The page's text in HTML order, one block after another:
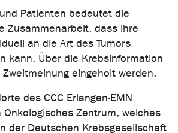
Patienten bedeutet die
Zusammenarbeit, dass ihre
an die Art des Tumors
kann. Über die Krebsinformation
eingeholt werden.
des CCC Erlangen-EMN
Onkologisches Zentrum, welches
der Deutschen Krebsgesellschaft